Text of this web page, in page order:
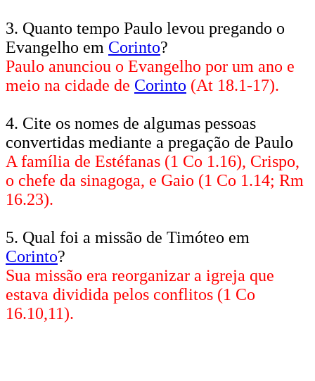
3. Quanto tempo Paulo levou pregando o
Evangelho em Corinto?
Paulo anunciou o Evangelho por um ano e
meio na cidade de Corinto (At 18.1-17).
4. Cite os nomes de algumas pessoas
convertidas mediante a pregação de Paulo
A família de Estéfanas (1 Co 1.16), Crispo,
o chefe da sinagoga, e Gaio (1 Co 1.14; Rm
16.23).
5. Qual foi a missão de Timóteo em
Corinto?
Sua missão era reorganizar a igreja que
estava dividida pelos conflitos (1 Co
16.10,11).